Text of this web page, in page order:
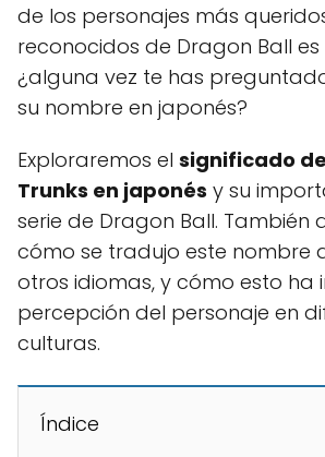
de los personajes más
reconocidos de Dragon Ball es
¿alguna vez te has
su nombre en japonés?
Exploraremos el significado
Trunks en japonés y su
serie de Dragon Ball. También
cómo se tradujo este nombre
otros idiomas, y cómo esto ha
percepción del personaje en
culturas.
Índice